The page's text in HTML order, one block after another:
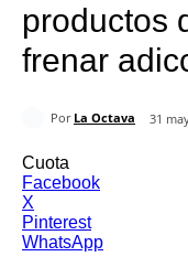
productos
frenar
Por La Octava 31
Cuota
Facebook
X
Pinterest
WhatsApp